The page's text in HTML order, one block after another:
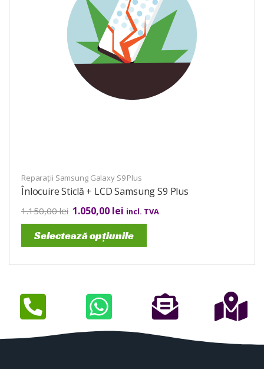
Reparații Samsung Galaxy S9 Plus
Înlocuire Sticlă + LCD Samsung S9 Plus
1.150,00lei 1.050,00 lei incl. TVA
Selectează opțiunile